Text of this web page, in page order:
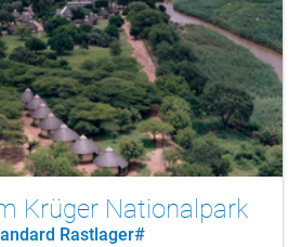
Krüger Nationalpark
Rastlager#